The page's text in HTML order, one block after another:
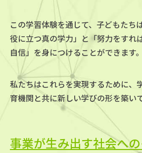
この学習体験を通じて、子どもたち
役に立つ真の学力」と 「努力をすれ
自信」を身につけることができます。
私たちはこれらを実現するために、
育機関と共に新しい学びの形を築い
事業が生み出す社会へ